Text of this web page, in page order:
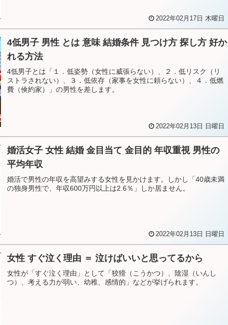
2022年02月17日 木曜日
4低男子 男性 とは 意味 結婚条件 見つけ方 探し方 好か
れる方法
4低男子とは「１．低姿勢（女性に威張らない）、２．低リスク（リ
ストラされない）、３．低依存（家事を女性に頼らない）、４．低燃
費（倹約家）」の男性を差します。
2022年02月13日 日曜日
婚活女子 女性 結婚 金目当て 金目的 年収重視 男性の
平均年収
婚活で男性の年収を高望みする女性を見かけます。しかし「40歳未満
の独身男性で、年収600万円以上は2.6％」しか居ません。
2022年02月13日 日曜日
女性 すぐ泣く理由 ＝ 泣けばいいと思ってるから
女性が「すぐ泣く理由」として「狡猾（こうかつ）、陰湿（いんし
つ）、考える力が弱い、幼稚、感情的」などが挙げられます。